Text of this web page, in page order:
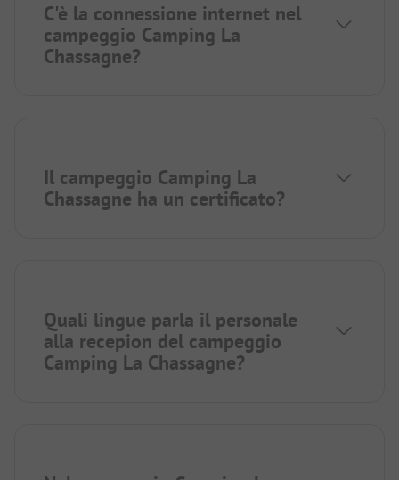
C'è la connessione internet nel
campeggio Camping La
Chassagne?
Il campeggio Camping La
Chassagne ha un certificato?
Quali lingue parla il personale
alla recepion del campeggio
Camping La Chassagne?